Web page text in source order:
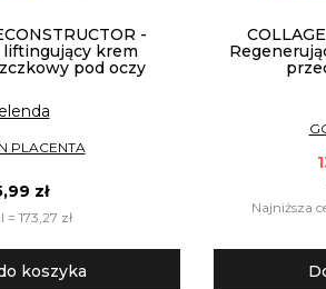
-
liftingujący krem
pod oczy
PLACENTA
zł
173,27 zł
koszyka
Najniższa